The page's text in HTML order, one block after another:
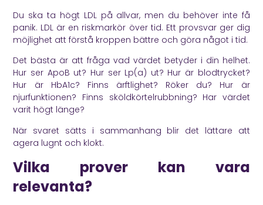
Du ska ta högt LDL på allvar, men du behöver inte få
panik. LDL är en riskmarkör över tid. Ett provsvar ger dig
möjlighet att förstå kroppen bättre och göra något i tid.
Det bästa är att fråga vad värdet betyder i din helhet.
Hur ser ApoB ut? Hur ser Lp(a) ut? Hur är blodtrycket?
Hur är HbA1c? Finns ärftlighet? Röker du? Hur är
njurfunktionen? Finns sköldkörtelrubbning? Har värdet
varit högt länge?
När svaret sätts i sammanhang blir det lättare att
agera lugnt och klokt.
Vilka prover kan vara
relevanta?